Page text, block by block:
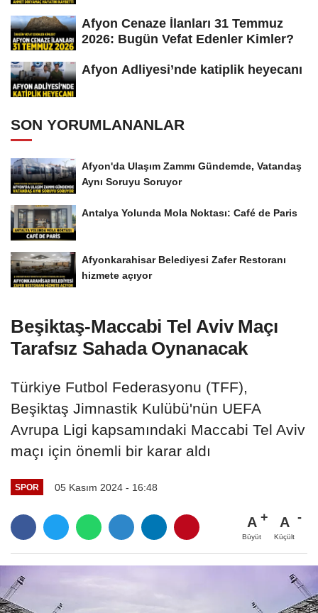
Afyon Cenaze İlanları 31 Temmuz
2026: Bugün Vefat Edenler Kimler?
Afyon Adliyesi’nde katiplik heyecanı
SON YORUMLANANLAR
Afyon'da Ulaşım Zammı Gündemde, Vatandaş
Aynı Soruyu Soruyor
Antalya Yolunda Mola Noktası: Café de Paris
Afyonkarahisar Belediyesi Zafer Restoranı
hizmete açıyor
Beşiktaş-Maccabi Tel Aviv Maçı
Tarafsız Sahada Oynanacak
Türkiye Futbol Federasyonu (TFF),
Beşiktaş Jimnastik Kulübü'nün UEFA
Avrupa Ligi kapsamındaki Maccabi Tel Aviv
maçı için önemli bir karar aldı
SPOR 05 Kasım 2024 - 16:48
A
Büyüt
A
Küçült